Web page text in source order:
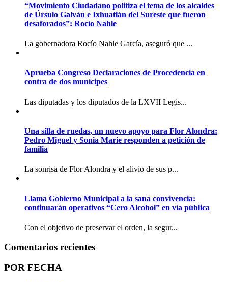
“Movimiento Ciudadano politiza el tema de los alcaldes
de Úrsulo Galván e Ixhuatlán del Sureste que fueron
desaforados”: Rocío Nahle
La gobernadora Rocío Nahle García, aseguró que ...
Aprueba Congreso Declaraciones de Procedencia en
contra de dos munícipes
Las diputadas y los diputados de la LXVII Legis...
Una silla de ruedas, un nuevo apoyo para Flor Alondra:
Pedro Miguel y Sonia Marie responden a petición de
familia
La sonrisa de Flor Alondra y el alivio de sus p...
Llama Gobierno Municipal a la sana convivencia:
continuarán operativos “Cero Alcohol” en vía pública
Con el objetivo de preservar el orden, la segur...
Comentarios recientes
POR FECHA